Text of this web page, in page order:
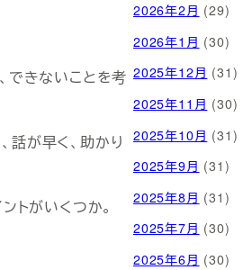
できないことを考
が早く、助かり
トがいくつか。
2026年2月 (29)
2026年1月 (30)
2025年12月 (31)
2025年11月 (30)
2025年10月 (31)
2025年9月 (31)
2025年8月 (31)
2025年7月 (30)
2025年6月 (30)